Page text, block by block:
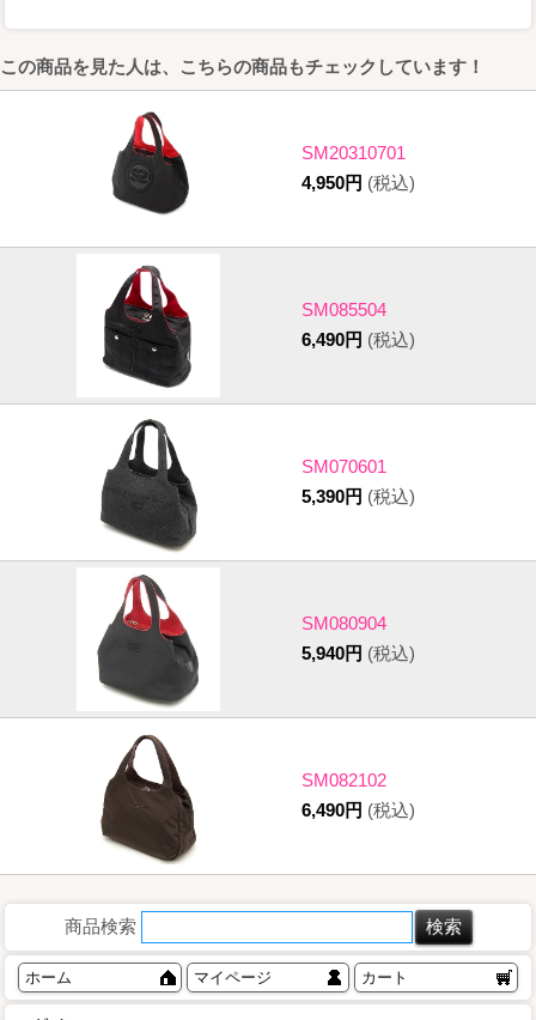
この商品を見た人は、こちらの商品もチェックしています！
SM20310701
4,950円 (税込)
SM085504
6,490円 (税込)
SM070601
5,390円 (税込)
SM080904
5,940円 (税込)
SM082102
6,490円 (税込)
商品検索
ホーム マイページ カート